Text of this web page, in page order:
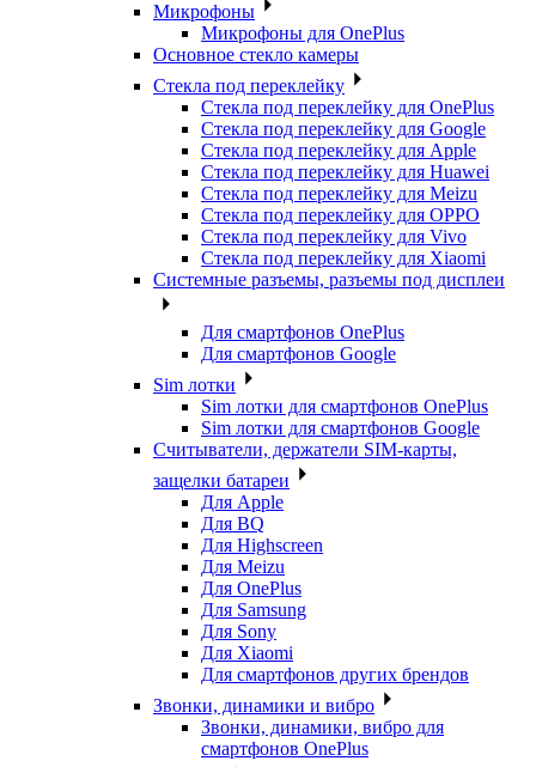
Микрофоны
Микрофоны для OnePlus
Основное стекло камеры
Стекла под переклейку
Стекла под переклейку для OnePlus
Стекла под переклейку для Google
Стекла под переклейку для Apple
Стекла под переклейку для Huawei
Стекла под переклейку для Meizu
Стекла под переклейку для OPPO
Стекла под переклейку для Vivo
Стекла под переклейку для Xiaomi
Системные разъемы, разъемы под дисплеи
Для смартфонов OnePlus
Для смартфонов Google
Sim лотки
Sim лотки для смартфонов OnePlus
Sim лотки для смартфонов Google
Считыватели, держатели SIM-карты,
защелки батареи
Для Apple
Для BQ
Для Highscreen
Для Meizu
Для OnePlus
Для Samsung
Для Sony
Для Xiaomi
Для смартфонов других брендов
Звонки, динамики и вибро
Звонки, динамики, вибро для
смартфонов OnePlus